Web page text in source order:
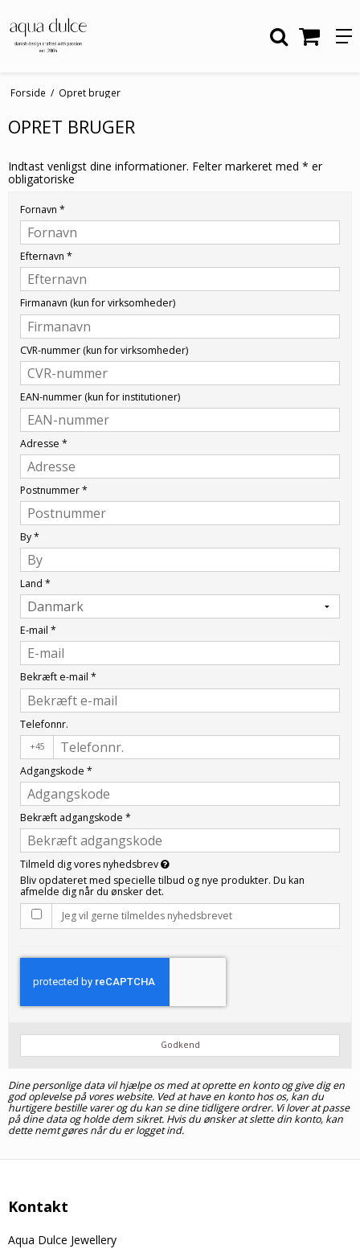
Forside / Opret bruger
OPRET BRUGER
Indtast venligst dine informationer. Felter markeret med * er
obligatoriske
Fornavn *
Efternavn *
Firmanavn (kun for virksomheder)
CVR-nummer (kun for virksomheder)
EAN-nummer (kun for institutioner)
Adresse *
Postnummer*
By*
Land *
E-mail *
Bekræft e-mail *
Telefonnr.
+45
Adgangskode *
Bekræft adgangskode *
Tilmeld dig vores nyhedsbrev
Bliv opdateret med specielle tilbud og nye produkter. Du kan
afmelde dig når du ønsker det.
Jeg vil gerne tilmeldes nyhedsbrevet
Godkend
Dine personlige data vil hjælpe os med at oprette en konto og give dig en
god oplevelse på vores website. Ved at have en konto hos os, kan du
hurtigere bestille varer og du kan se dine tidligere ordrer. Vi lover at passe
på dine data og holde dem sikret. Hvis du ønsker at slette din konto, kan
dette nemt gøres når du er logget ind.
Kontakt
Aqua Dulce Jewellery